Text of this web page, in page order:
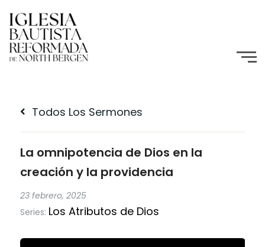
Todos Los Sermones
La omnipotencia de Dios en la
creación y la providencia
23 febrero, 2025
Series: Los Atributos de Dios